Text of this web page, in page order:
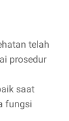
telah
prosedur
saat
fungsi